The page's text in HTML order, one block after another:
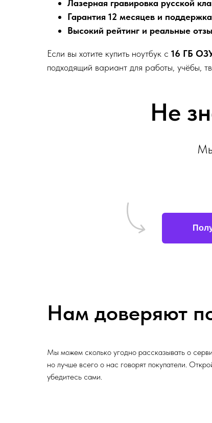
Лазерная гравировка русской
Гарантия 12 месяцев и
Высокий рейтинг и реальные
Если вы хотите купить ноутбук с 16 ГБ
подходящий вариант для работы, учёбы,
Не
Нам доверяют
Мы можем сколько угодно рассказывать о
но лучше всего о нас говорят покупатели.
убедитесь сами.